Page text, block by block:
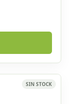
SIN STOCK